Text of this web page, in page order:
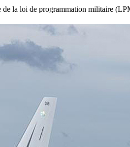
la loi de programmation militaire